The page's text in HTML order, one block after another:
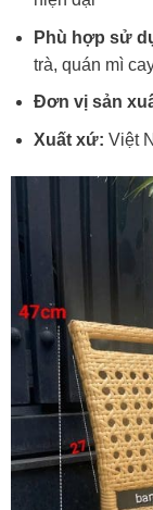
Phù hợp sử
trà, quán mì
Đơn vị sản
Xuất xứ: Việt